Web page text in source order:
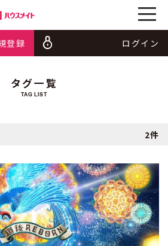
登録 ログイン
タグ一覧
TAG LIST
2件